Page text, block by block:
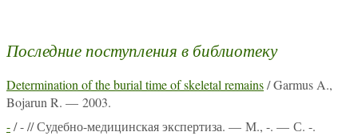
Последние поступления в библиотеку
Determination of the burial time of skeletal remains/ Garmus A.,
Bojarun R. — 2003.
-/ - // Судебно-медицинская экспертиза. — М., -. — С. -.